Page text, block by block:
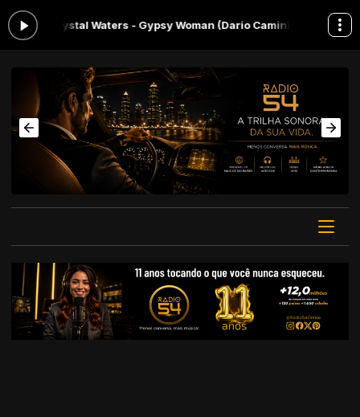
Waters - Gypsy Woman (Dario Caminita Revibe)Menos